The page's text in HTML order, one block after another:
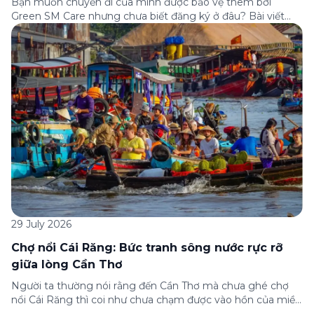
Green SM Care nhưng chưa biết đăng ký ở đâu? Bài viết
dưới đây sẽ hướng dẫn chi tiết cách tham gia (và hủy tham
gia) gói bảo hiểm này ngay trên ứng dụng Green SM, cùng
những lưu ý quan trọng trước khi […]
29 July 2026
Chợ nổi Cái Răng: Bức tranh sông nước rực rỡ
giữa lòng Cần Thơ
Người ta thường nói rằng đến Cần Thơ mà chưa ghé chợ
nổi Cái Răng thì coi như chưa chạm được vào hồn của miền